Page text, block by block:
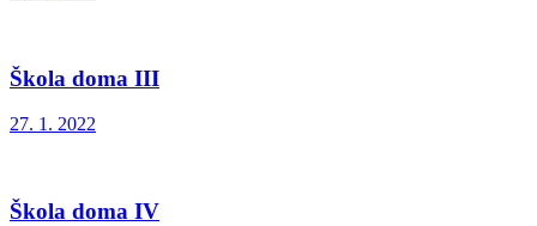
Škola doma III
27. 1. 2022
Škola doma IV